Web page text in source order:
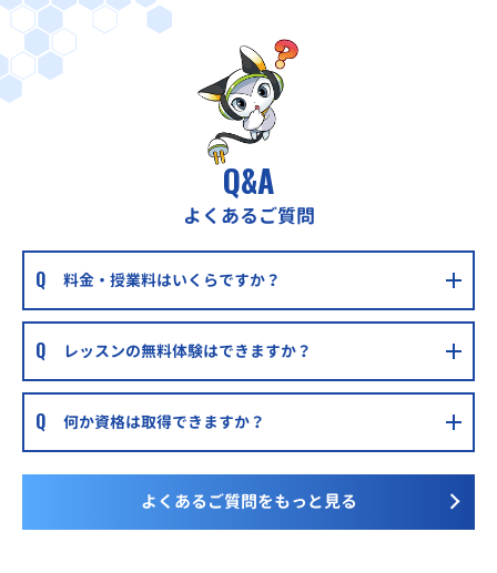
Q&A
よくあるご質問
料金・授業料はいくらですか？
レッスンの無料体験はできますか？
何か資格は取得できますか？
よくあるご質問をもっと見る